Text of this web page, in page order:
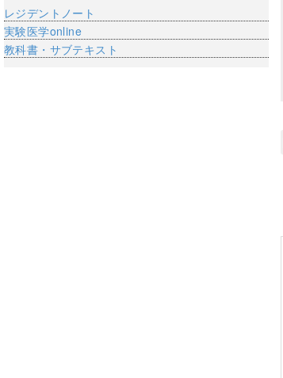
レジデントノート
実験医学online
教科書・サブテキスト